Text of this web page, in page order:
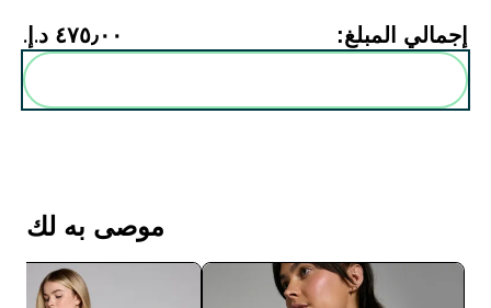
إجمالي المبلغ: ٤٧٥٫٠٠ د.إ.‏‎
موصى به لك